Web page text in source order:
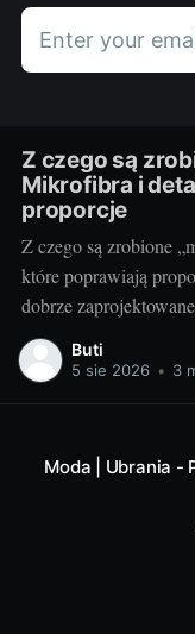
Enter your
Z czego są
Mikrofibra i
proporcje
Z czego są zrobione
które poprawiają
dobrze
ciała, optycznie je
że czujemy się
Buti
5 sie 2026 • 3
Moda | Ubrania -